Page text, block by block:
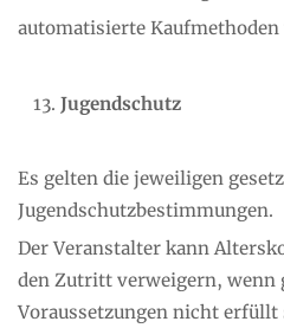
automatisierte
Jugendschutz
Es gelten die jeweiligen
Jugendschutzbestimmungen.
Der Veranstalter kann
den Zutritt verweigern, wenn
Voraussetzungen nicht erfüllt